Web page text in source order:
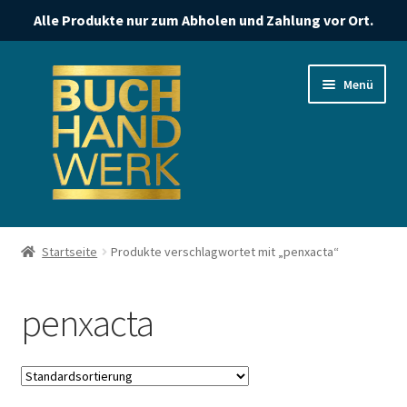
Alle Produkte nur zum Abholen und Zahlung vor Ort.
Navigation
springen
springen
Menü
Start
Impressum
Kasse
Startseite Produkte verschlagwortet mit „penxacta“
penxacta